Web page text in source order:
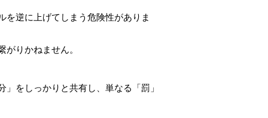
を逆に上げてしまう危険性がありま
りかねません。
をしっかりと共有し、単なる「罰」